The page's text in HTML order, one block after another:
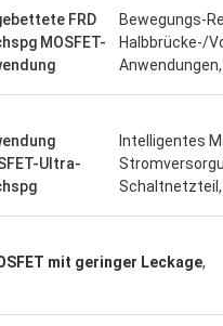
FRD
MOSFET-
Bewegungs-
Halbbrücke-/
Anwendungen,
Ultra-
Intelligentes
mit geringer Leckage,